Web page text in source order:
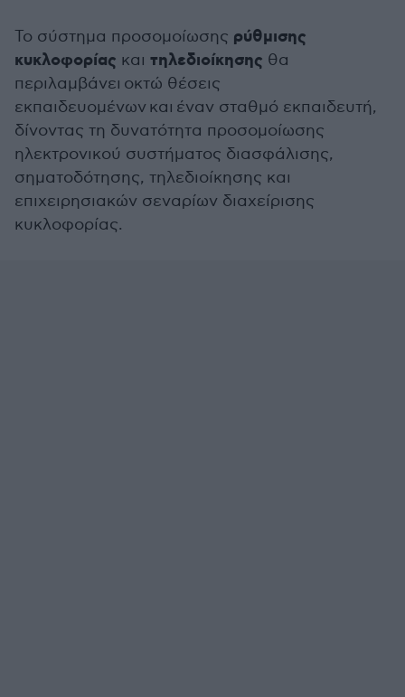
Το σύστημα προσομοίωσης ρύθμισης
κυκλοφορίας και τηλεδιοίκησης θα
περιλαμβάνει οκτώ θέσεις
εκπαιδευομένων και έναν σταθμό εκπαιδευτή,
δίνοντας τη δυνατότητα προσομοίωσης
ηλεκτρονικού συστήματος διασφάλισης,
σηματοδότησης, τηλεδιοίκησης και
επιχειρησιακών σεναρίων διαχείρισης
κυκλοφορίας.